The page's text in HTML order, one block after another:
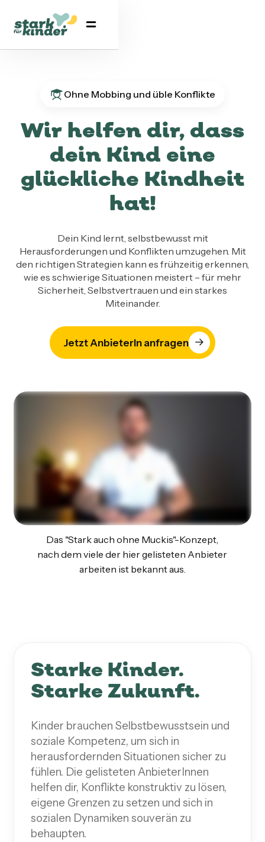
Ohne Mobbing und üble Konflikte
Wir helfen dir, dass
dein Kind eine
glückliche Kindheit
hat!
Dein Kind lernt, selbstbewusst mit
Herausforderungen und Konflikten umzugehen. Mit
den richtigen Strategien kann es frühzeitig erkennen,
wie es schwierige Situationen meistert – für mehr
Sicherheit, Selbstvertrauen und ein starkes
Miteinander.
Jetzt AnbieterIn anfragen
Das "Stark auch ohne Muckis"-Konzept,
nach dem viele der hier gelisteten Anbieter
arbeiten ist bekannt aus.
Starke Kinder.
Starke Zukunft.
Kinder brauchen Selbstbewusstsein und
soziale Kompetenz, um sich in
herausfordernden Situationen sicher zu
fühlen. Die gelisteten AnbieterInnen
helfen dir, Konflikte konstruktiv zu lösen,
eigene Grenzen zu setzen und sich in
sozialen Dynamiken souverän zu
behaupten.